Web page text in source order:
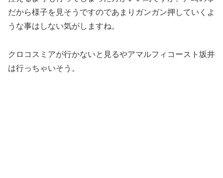
だから様子を見そうですのであまりガンガン押していくよ
うな事はしない気がしますね。
クロコスミアが行かないと見るやアマルフィコースト坂井
は行っちゃいそう。